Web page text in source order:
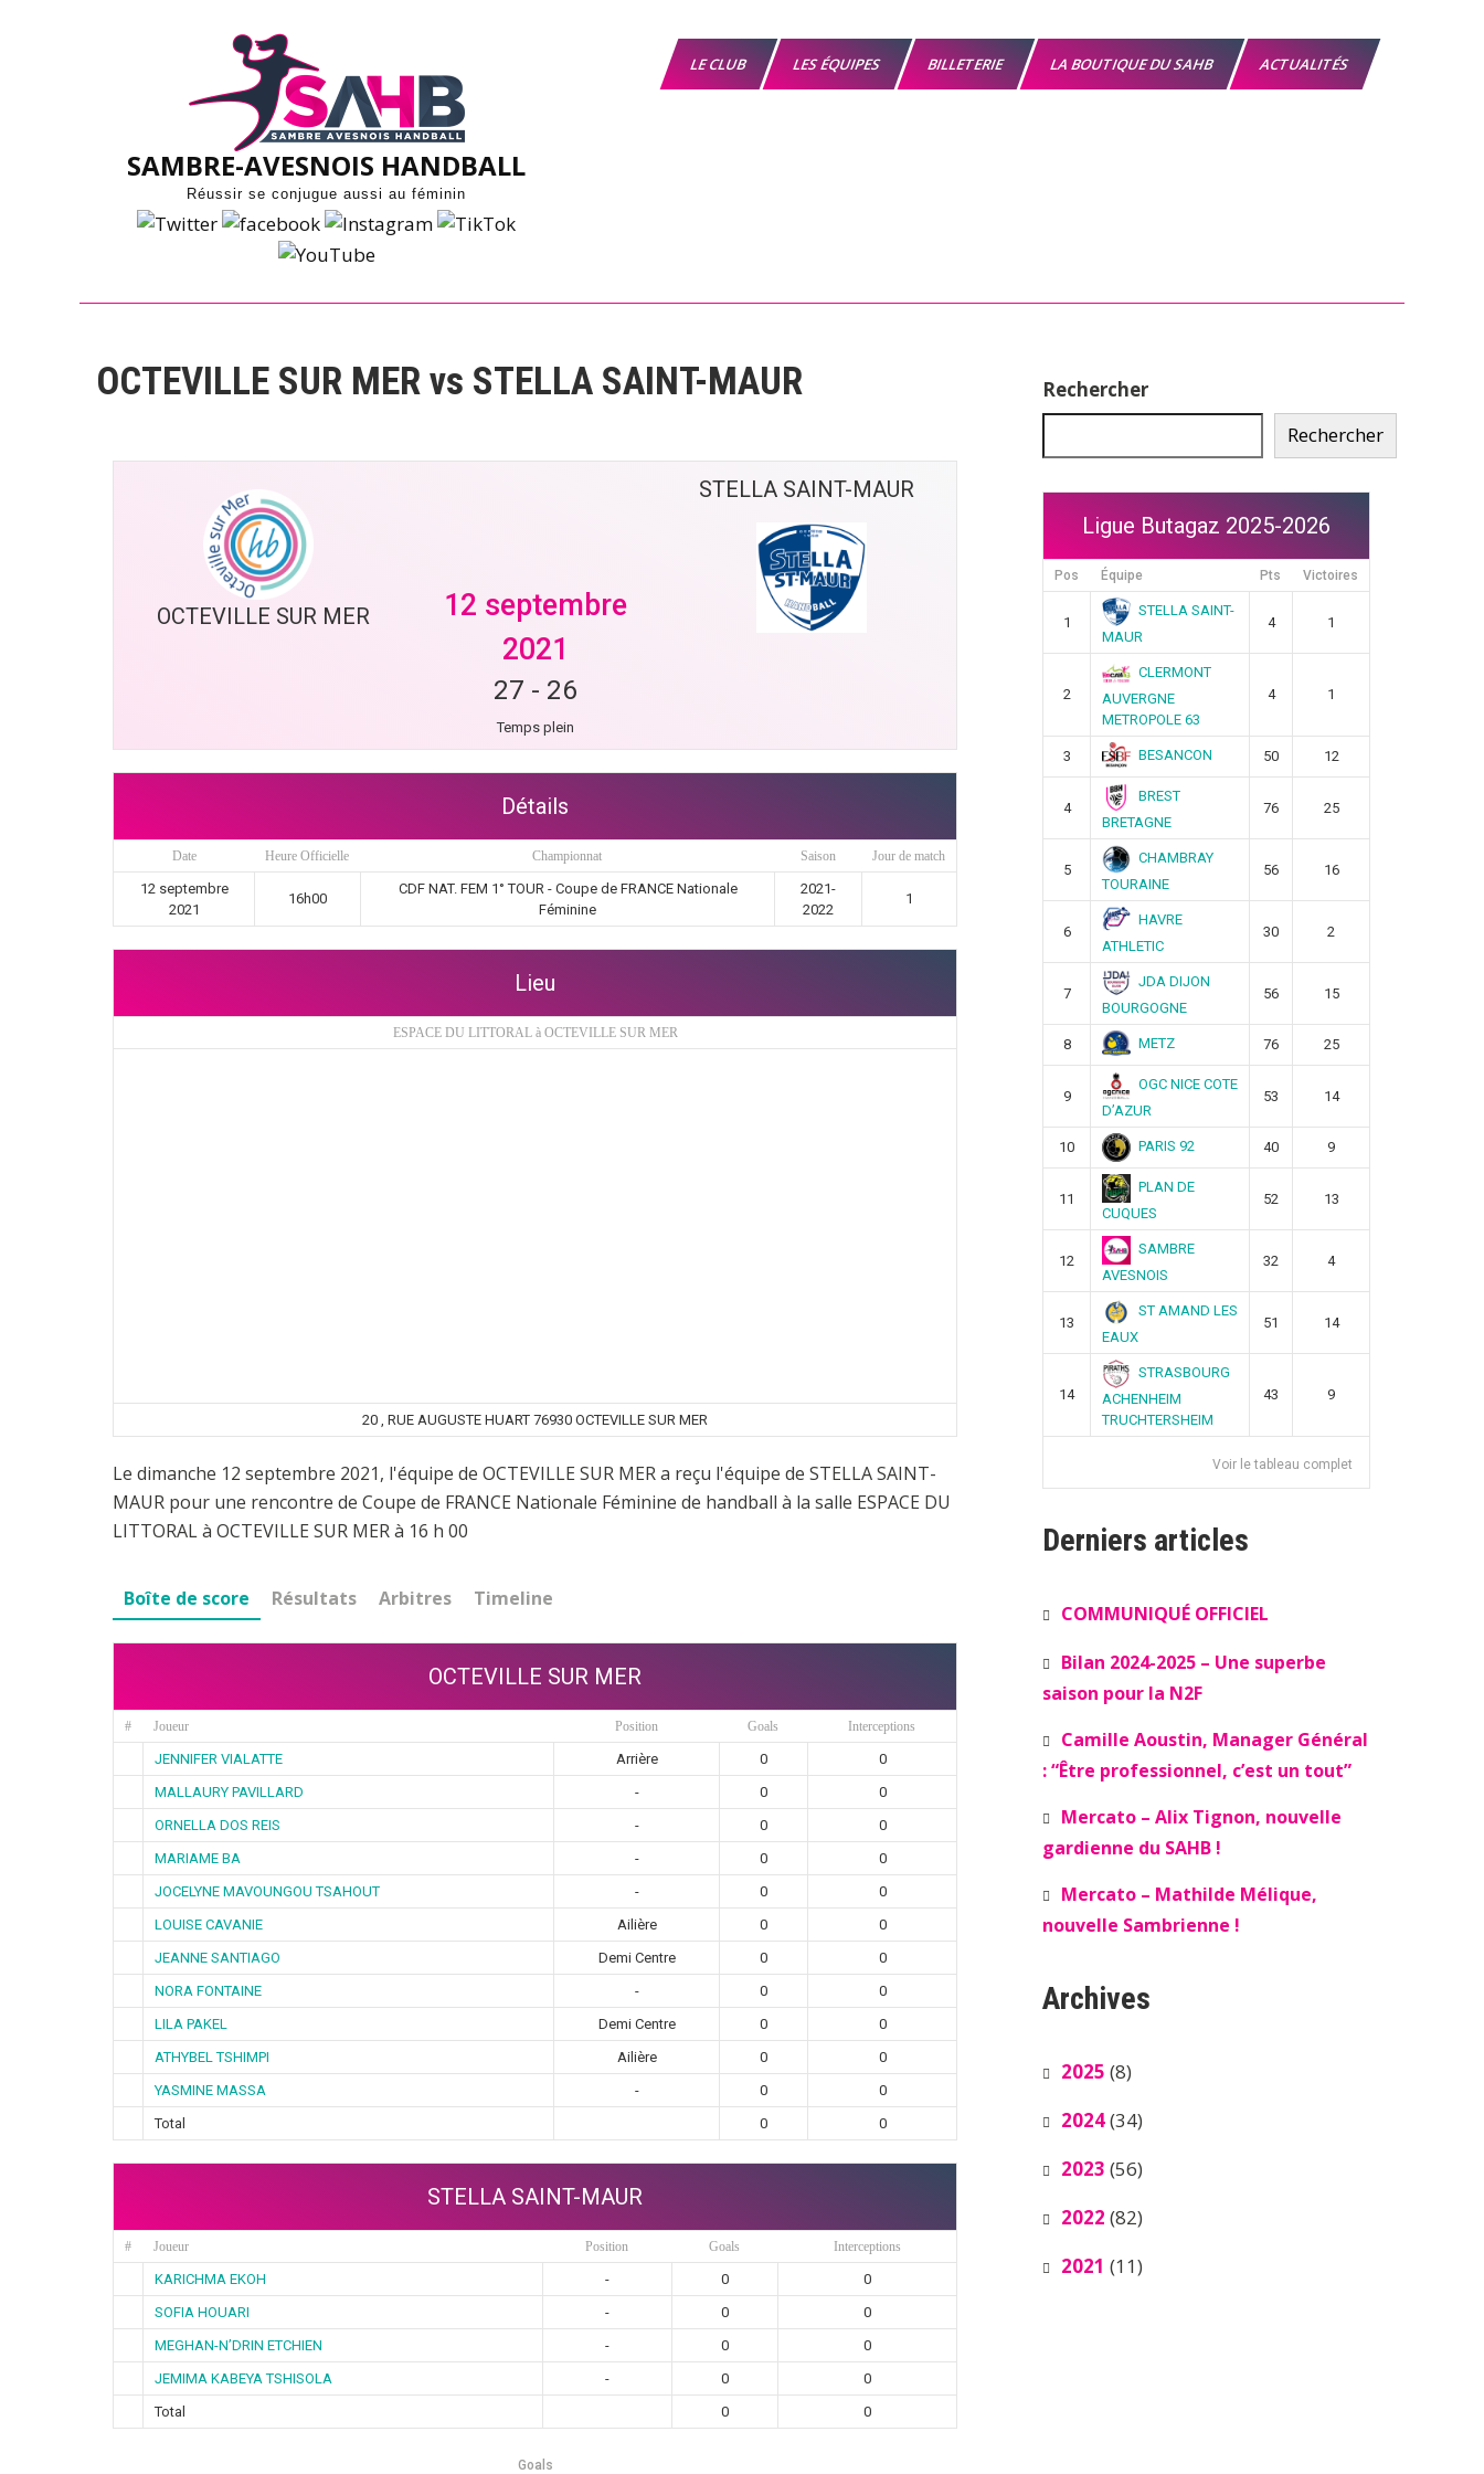
SAMBRE-AVESNOIS HANDBALL
Réussir se conjugue aussi au féminin
LE CLUB LES ÉQUIPES BILLETERIE LA BOUTIQUE DU SAHB ACTUALITÉS
OCTEVILLE SUR MER vs STELLA SAINT-MAUR
OCTEVILLE SUR MER
STELLA SAINT-MAUR
12 septembre
2021
27 - 26
Temps plein
Détails
Date Heure Officielle Championnat Saison Jour de match
12 septembre
2021
16h00
CDF NAT. FEM 1° TOUR - Coupe de FRANCE Nationale
Féminine
2021-
2022
1
Lieu
ESPACE DU LITTORAL à OCTEVILLE SUR MER
20 , RUE AUGUSTE HUART 76930 OCTEVILLE SUR MER
Le dimanche 12 septembre 2021, l'équipe de OCTEVILLE SUR MER a reçu l'équipe de STELLA SAINT-
MAUR pour une rencontre de Coupe de FRANCE Nationale Féminine de handball à la salle ESPACE DU
LITTORAL à OCTEVILLE SUR MER à 16 h 00
Boîte de score Résultats Arbitres Timeline
OCTEVILLE SUR MER
# Joueur Position Goals Interceptions
JENNIFER VIALATTE Arrière 0
0
MALLAURY PAVILLARD
- 0
0
ORNELLA DOS REIS
- 0
0
MARIAME BA
- 0
0
JOCELYNE MAVOUNGOU TSAHOUT
- 0
0
LOUISE CAVANIE
Ailière 0
0
JEANNE SANTIAGO
Demi Centre 0
0
NORA FONTAINE
- 0
0
LILA PAKEL
Demi Centre 0
0
ATHYBEL TSHIMPI
Ailière 0
0
YASMINE MASSA
- 0
0
Total
0 0
STELLA SAINT-MAUR
# Joueur Position Goals Interceptions
KARICHMA EKOH - 0
0
SOFIA HOUARI
- 0
0
MEGHAN-N’DRIN ETCHIEN
- 0
0
JEMIMA KABEYA TSHISOLA
- 0
0
Total
0 0
Goals
Rechercher
Rechercher
Ligue Butagaz 2025-2026
Pos Équipe Pts Victoires
1
STELLA SAINT-
MAUR
4 1
2
CLERMONT
AUVERGNE
METROPOLE 63
4 1
3 BESANCON 50 12
4
BREST
BRETAGNE
76 25
5
CHAMBRAY
TOURAINE
56 16
6
HAVRE
ATHLETIC
30 2
7
JDA DIJON
BOURGOGNE
56 15
8 METZ 76 25
9
OGC NICE COTE
D’AZUR
53 14
10 PARIS 92 40 9
11
PLAN DE
CUQUES
52 13
12
SAMBRE
AVESNOIS
32 4
13
ST AMAND LES
EAUX
51 14
14
STRASBOURG
ACHENHEIM
TRUCHTERSHEIM
43 9
Voir le tableau complet
Derniers articles
COMMUNIQUÉ OFFICIEL
Bilan 2024-2025 – Une superbe
saison pour la N2F
Camille Aoustin, Manager Général
: “Être professionnel, c’est un tout”
Mercato – Alix Tignon, nouvelle
gardienne du SAHB !
Mercato – Mathilde Mélique,
nouvelle Sambrienne !
Archives
2025 (8)
2024(34)
2023 (56)
2022 (82)
2021 (11)